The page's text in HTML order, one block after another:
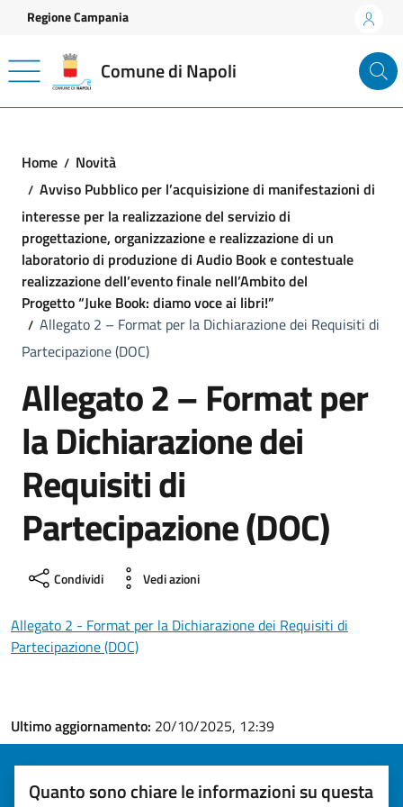
Vai ai contenuti
Vai al footer
Regione Campania
Comune di Napoli
Home
Novità
Avviso Pubblico per l’acquisizione di manifestazioni di
interesse per la realizzazione del servizio di
progettazione, organizzazione e realizzazione di un
laboratorio di produzione di Audio Book e contestuale
realizzazione dell’evento finale nell’Ambito del
Progetto “Juke Book: diamo voce ai libri!”
Allegato 2 – Format per la Dichiarazione dei Requisiti di
Partecipazione (DOC)
Allegato 2 – Format per
la Dichiarazione dei
Requisiti di
Partecipazione (DOC)
Condividi Vedi azioni
Allegato 2 - Format per la Dichiarazione dei Requisiti di
Partecipazione (DOC)
Ultimo aggiornamento: 20/10/2025, 12:39
Quanto sono chiare le informazioni su questa